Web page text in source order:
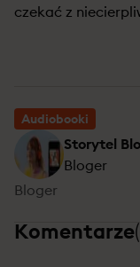
czekać z
Audiobooki
Storytel
Bloger
Bloger
Komentarze(